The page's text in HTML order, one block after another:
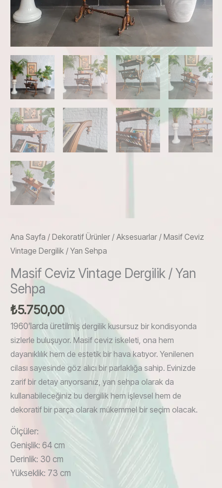
Ana Sayfa / Dekoratif Ürünler / Aksesuarlar / Masif Ceviz
Vintage Dergilik / Yan Sehpa
Masif Ceviz Vintage Dergilik / Yan
Sehpa
₺5.750,00
1960’larda üretilmiş dergilik kusursuz bir kondisyonda
sizlerle buluşuyor. Masif ceviz iskeleti, ona hem
dayanıklılık hem de estetik bir hava katıyor. Yenilenen
cilası sayesinde göz alıcı bir parlaklığa sahip. Evinizde
zarif bir detay arıyorsanız, yan sehpa olarak da
kullanabileceğiniz bu dergilik hem işlevsel hem de
dekoratif bir parça olarak mükemmel bir seçim olacak.
Ölçüler:
Genişlik: 64 cm
Derinlik: 30 cm
Yükseklik: 73 cm